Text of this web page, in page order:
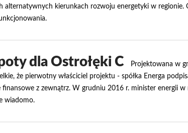
kierunkach rozwoju energetyki w regionie.
dla Ostrołęki C
Projektowana w
że pierwotny właściciel projektu - spółka Energa
z zewnątrz. W grudniu 2016 r. minister energii w
wiadomo.